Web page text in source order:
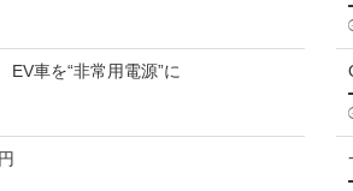
車を“非常用電源”に